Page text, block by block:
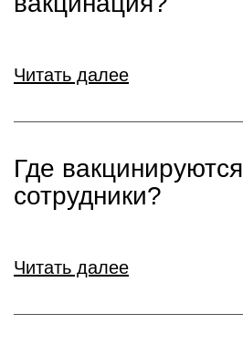
Читать далее
Где вакцинируются
сотрудники?
Читать далее